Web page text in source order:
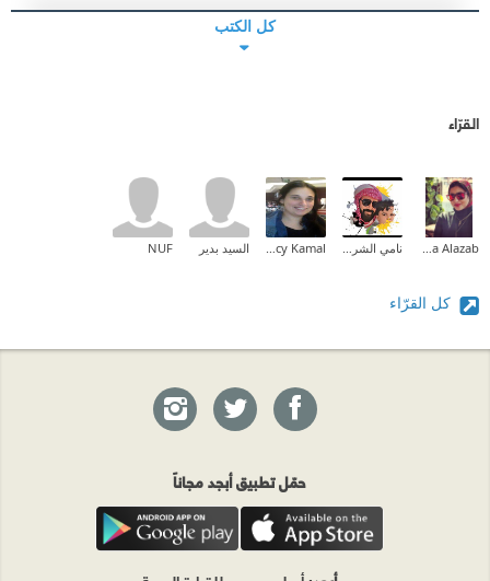
كل الكتب
القرّاء
Alshaimaa Alazab نامي الشريف ✨ Nancy Kamal السيد بدير NUF
كل القرّاء
حمّل تطبيق أبجد مجاناً